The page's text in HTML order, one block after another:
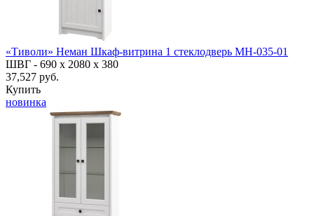
«Тиволи» Неман Шкаф-витрина 1 стеклодверь МН-035-01
ШВГ - 690 х 2080 х 380
37,527 руб.
Купить
новинка